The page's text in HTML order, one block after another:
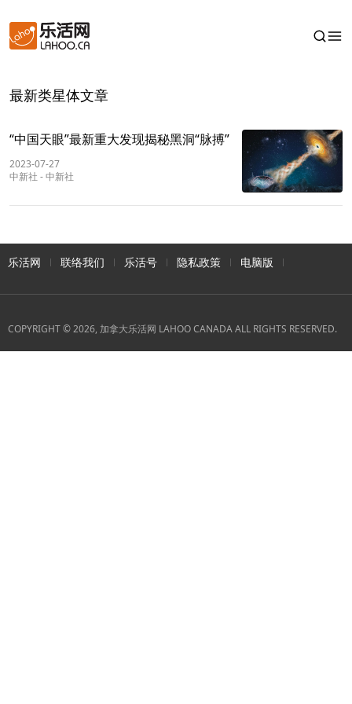
最新类星体文章
“中国天眼”最新重大发现揭秘黑洞“脉搏”
2023-07-27
中新社 -中新社
乐活网 联络我们 乐活号 隐私政策 电脑版
COPYRIGHT © 2026, 加拿大乐活网 LAHOO CANADA ALL RIGHTS RESERVED.